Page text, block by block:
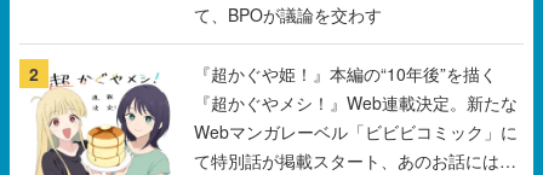
て、BPOが議論を交わす
2
『超かぐや姫！』本編の“10年後”を描く
『超かぐやメシ！』Web連載決定。新たな
Webマンガレーベル「ビビビコミック」に
て特別話が掲載スタート、あのお話には…